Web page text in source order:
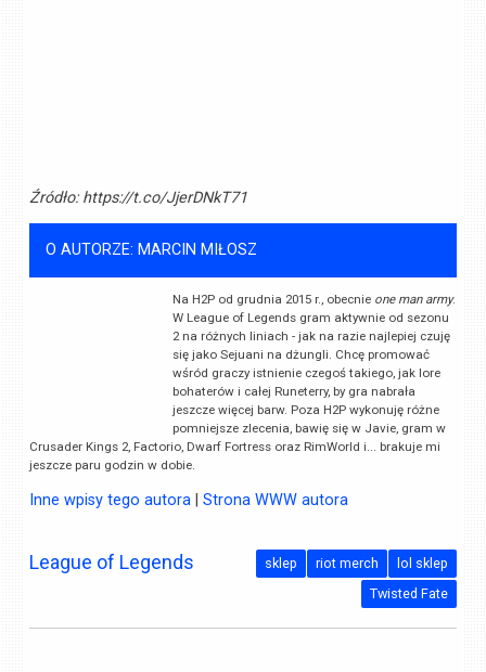
Źródło:https://t.co/JjerDNkT71
O AUTORZE: MARCIN MIŁOSZ
Na H2P od grudnia 2015 r., obecnie one man army.
W League of Legends gram aktywnie od sezonu
2 na różnych liniach - jak na razie najlepiej czuję
się jako Sejuani na dżungli. Chcę promować
wśród graczy istnienie czegoś takiego, jak lore
bohaterów i całej Runeterry, by gra nabrała
jeszcze więcej barw. Poza H2P wykonuję różne
pomniejsze zlecenia, bawię się w Javie, gram w
Crusader Kings 2, Factorio, Dwarf Fortress oraz RimWorld i... brakuje mi
jeszcze paru godzin w dobie.
Inne wpisy tego autora |Strona WWW autora
League of Legends lol sklep
riot merch
sklep
Twisted Fate